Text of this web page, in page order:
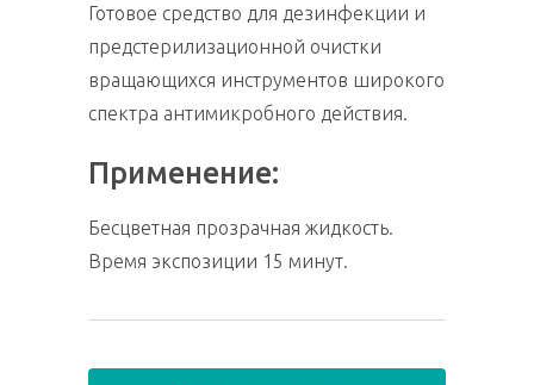
Готовое средство для дезинфекции и
предстерилизационной очистки
вращающихся инструментов широкого
спектра антимикробного действия.
Применение:
Бесцветная прозрачная жидкость.
Время экспозиции 15 минут.